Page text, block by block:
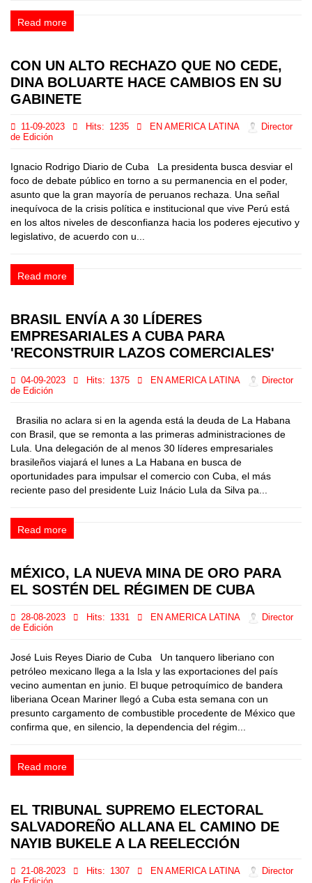
Read more
CON UN ALTO RECHAZO QUE NO CEDE,
DINA BOLUARTE HACE CAMBIOS EN SU
GABINETE
11-09-2023 Hits: 1235 EN AMERICA LATINA
Director
de Edición
Ignacio Rodrigo Diario de Cuba La presidenta busca desviar el
foco de debate público en torno a su permanencia en el poder,
asunto que la gran mayoría de peruanos rechaza. Una señal
inequívoca de la crisis política e institucional que vive Perú está
en los altos niveles de desconfianza hacia los poderes ejecutivo y
legislativo, de acuerdo con u...
Read more
BRASIL ENVÍA A 30 LÍDERES
EMPRESARIALES A CUBA PARA
'RECONSTRUIR LAZOS COMERCIALES'
04-09-2023 Hits: 1375 EN AMERICA LATINA
Director
de Edición
Brasilia no aclara si en la agenda está la deuda de La Habana
con Brasil, que se remonta a las primeras administraciones de
Lula. Una delegación de al menos 30 líderes empresariales
brasileños viajará el lunes a La Habana en busca de
oportunidades para impulsar el comercio con Cuba, el más
reciente paso del presidente Luiz Inácio Lula da Silva pa...
Read more
MÉXICO, LA NUEVA MINA DE ORO PARA
EL SOSTÉN DEL RÉGIMEN DE CUBA
28-08-2023 Hits: 1331 EN AMERICA LATINA
Director
de Edición
José Luis Reyes Diario de Cuba Un tanquero liberiano con
petróleo mexicano llega a la Isla y las exportaciones del país
vecino aumentan en junio. El buque petroquímico de bandera
liberiana Ocean Mariner llegó a Cuba esta semana con un
presunto cargamento de combustible procedente de México que
confirma que, en silencio, la dependencia del régim...
Read more
EL TRIBUNAL SUPREMO ELECTORAL
SALVADOREÑO ALLANA EL CAMINO DE
NAYIB BUKELE A LA REELECCIÓN
21-08-2023 Hits: 1307 EN AMERICA LATINA
Director